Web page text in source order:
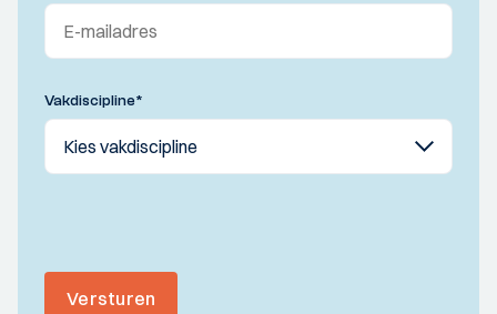
Vakdiscipline*
Versturen